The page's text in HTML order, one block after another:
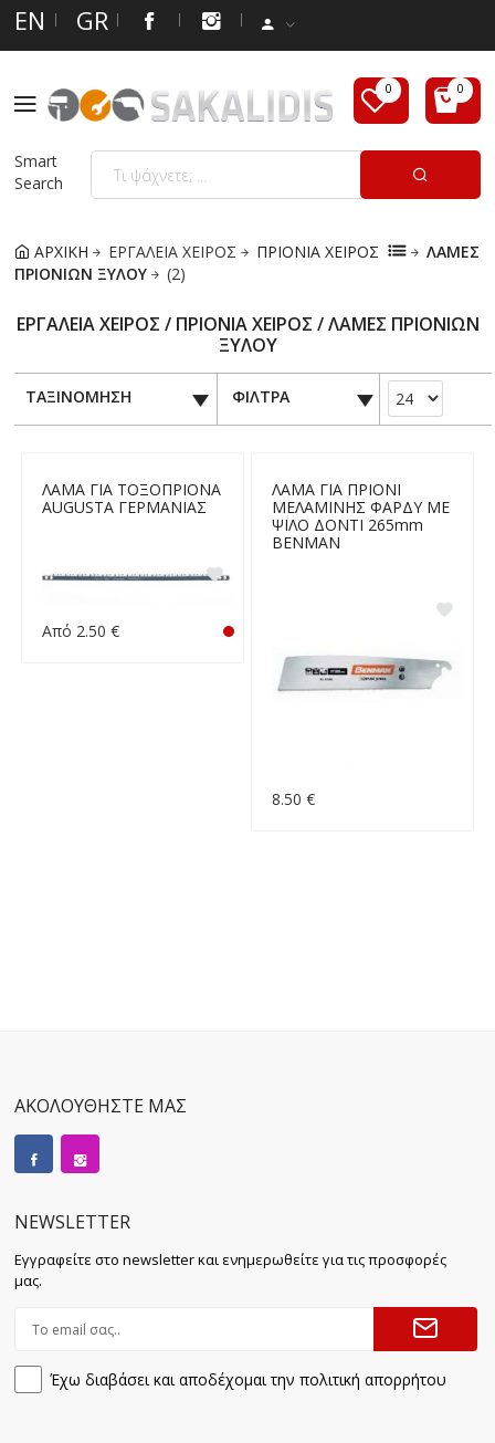
EN GR
Smart
Search
ΑΡΧΙΚΗ ΕΡΓΑΛΕΙΑ ΧΕΙΡΟΣ ΠΡΙΟΝΙΑ ΧΕΙΡΟΣ
ΛΑΜΕΣ
ΠΡΙΟΝΙΩΝ ΞΥΛΟΥ
(2)
ΕΡΓΑΛΕΙΑ ΧΕΙΡΟΣ / ΠΡΙΟΝΙΑ ΧΕΙΡΟΣ / ΛΑΜΕΣ ΠΡΙΟΝΙΩΝ
ΞΥΛΟΥ
ΤΑΞΙΝΟΜΗΣΗ ΦΙΛΤΡΑ
ΛΑΜΑ ΓΙΑ ΤΟΞΟΠΡΙΟΝΑ
AUGUSTA ΓΕΡΜΑΝΙΑΣ
Από 2.50 €
ΛΑΜΑ ΓΙΑ ΠΡΙΟΝΙ
ΜΕΛΑΜΙΝΗΣ ΦΑΡΔΥ ΜΕ
ΨΙΛΟ ΔΟΝΤΙ 265mm
ΒΕΝΜΑΝ
8.50 €
ΑΚΟΛΟΥΘΗΣΤΕ ΜΑΣ
NEWSLETTER
Εγγραφείτε στο newsletter και ενημερωθείτε για τις προσφορές
μας.
Έχω διαβάσει και αποδέχομαι την πολιτική απορρήτου